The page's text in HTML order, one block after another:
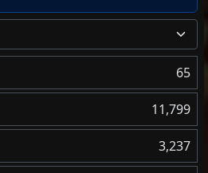
65
11,799
3,237